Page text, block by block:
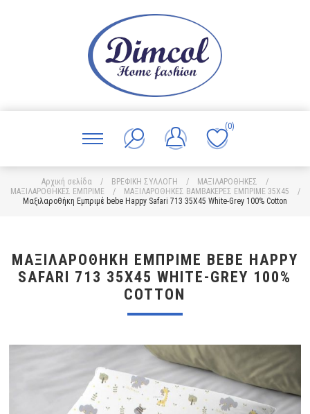
(0)
Αρχική σελίδα / ΒΡΕΦΙΚΗ ΣΥΛΛΟΓΗ / ΜΑΞΙΛΑΡΟΘΗΚΕΣ
/
ΜΑΞΙΛΑΡΟΘΗΚΕΣ ΕΜΠΡΙΜΕ
/ ΜΑΞΙΛΑΡΟΘΗΚΕΣ ΒΑΜΒΑΚΕΡΕΣ ΕΜΠΡΙΜΕ 35X45
/
Μαξιλαροθήκη Εμπριμέ bebe Happy Safari 713 35X45 White-Grey 100% Cotton
ΜΑΞΙΛΑΡΟΘΉΚΗ ΕΜΠΡΙΜΈ BEBE HAPPY
SAFARI 713 35X45 WHITE-GREY 100%
COTTON